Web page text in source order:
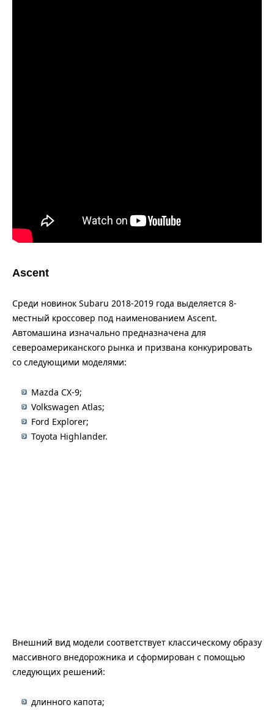
Ascent
Среди новинок Subaru 2018-2019 года выделяется 8-
местный кроссовер под наименованием Ascent.
Автомашина изначально предназначена для
североамериканского рынка и призвана конкурировать
со следующими моделями:
Mazda CX-9;
Volkswagen Atlas;
Ford Explorer;
Toyota Highlander.
Внешний вид модели соответствует классическому образу
массивного внедорожника и сформирован с помощью
следующих решений:
длинного капота;